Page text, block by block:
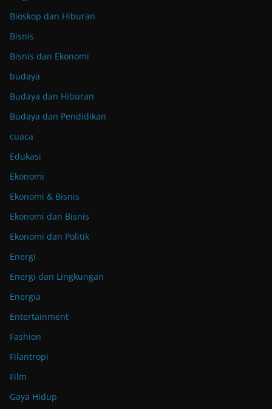
Bioskop dan Hiburan
Bisnis
Bisnis dan Ekonomi
budaya
Budaya dan Hiburan
Budaya dan Pendidikan
cuaca
Edukasi
Ekonomi
Ekonomi & Bisnis
Ekonomi dan Bisnis
Ekonomi dan Politik
Energi
Energi dan Lingkungan
Energia
Entertainment
Fashion
Filantropi
Film
Gaya Hidup